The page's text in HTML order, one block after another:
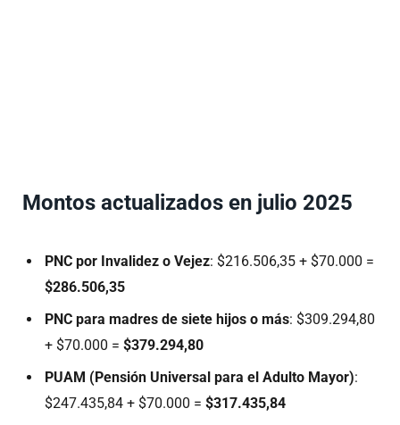
Montos actualizados en julio 2025
PNC por Invalidez o Vejez: $216.506,35 + $70.000 =
$286.506,35
PNC para madres de siete hijos o más: $309.294,80
+ $70.000 = $379.294,80
PUAM (Pensión Universal para el Adulto Mayor):
$247.435,84 + $70.000 = $317.435,84